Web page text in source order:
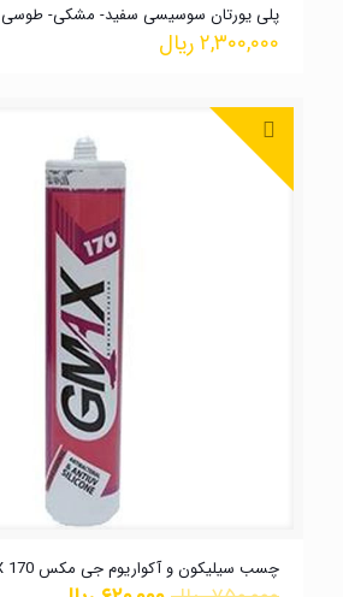
پلی یورتان سوسیسی سفید- مشکی- طوسی
۲,۳۰۰,۰۰۰ریال
چسب سیلیکون و آکواریوم جی مکس GMAX 170